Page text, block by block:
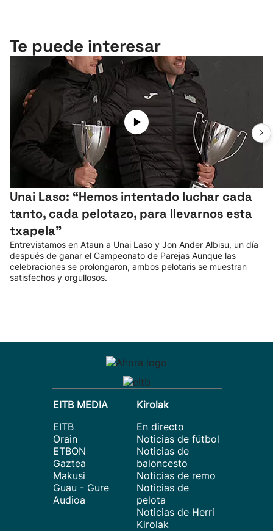
Te puede interesar
Unai Laso: “Hemos intentado luchar cada
tanto, cada pelotazo, para llevarnos esta
txapela”
Entrevistamos en Ataun a Unai Laso y Jon Ander Albisu, un día
después de ganar el Campeonato de Parejas Aunque las
celebraciones se prolongaron, ambos pelotaris se muestran
satisfechos y orgullosos.
EITB MEDIA
EITB
Orain
ETBON
Gaztea
Makusi
Guau - Gure
Audioa
Kirolak
En directo
Noticias de fútbol
Noticias de
baloncesto
Noticias de remo
Noticias de
pelota
Noticias de Herri
Kirolak